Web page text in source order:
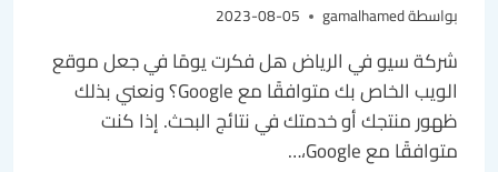
بواسطةgamalhamed
2023-08-05
شركة سيو في الرياض هل فكرت يومًا في جعل موقع
الويب الخاص بك متوافقًا مع Google؟ ونعني بذلك
ظهور منتجك أو خدمتك في نتائج البحث. إذا كنت
متوافقًا مع Google،…